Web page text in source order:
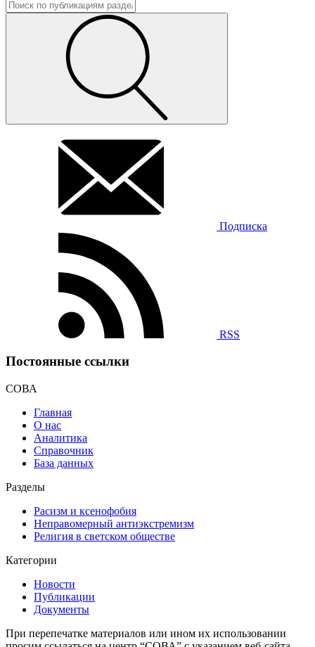
Подписка
RSS
Постоянные ссылки
СОВА
Главная
О нас
Аналитика
Справочник
База данных
Разделы
Расизм и ксенофобия
Неправомерный антиэкстремизм
Религия в светском обществе
Категории
Новости
Публикации
Документы
При перепечатке материалов или ином их использовании